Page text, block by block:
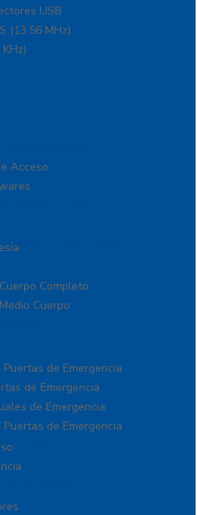
USB
(13.56 MHz)
de Acceso
Acceso
(EAS)
de Cortesía
Completo
Cuerpo
de Emergencia
de Emergencia
de Emergencia
de Emergencia
Interfonos